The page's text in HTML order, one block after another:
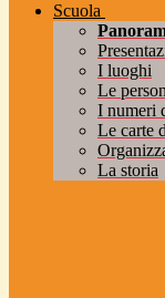
Scuola
I luoghi
Le
I numeri
Le carte
La storia